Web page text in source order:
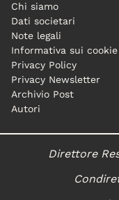
Chi siamo
Dati societari
Note legali
Informativa sui cookie
Privacy Policy
Privacy Newsletter
Archivio Post
Autori
Direttore